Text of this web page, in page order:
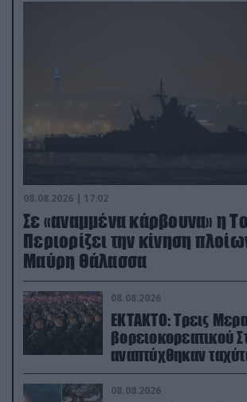
08.08.2026 | 17:02
Σε «αναμμένα κάρβουνα» η
Περιορίζει την κίνηση
Μαύρη Θάλασσα
08.08.2026
ΕΚΤΑΚΤΟ: Τρεις
βορειοκορεατικού
αναπτύχθηκαν
Ρωσία
08.08.2026